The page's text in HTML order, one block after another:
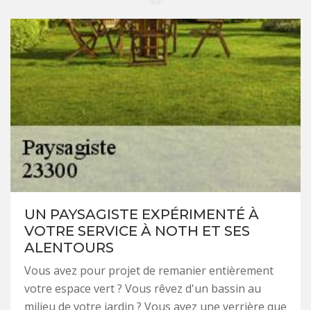
UN PAYSAGISTE EXPÉRIMENTÉ À
VOTRE SERVICE À NOTH ET SES
ALENTOURS
Vous avez pour projet de remanier entièrement
votre espace vert ? Vous rêvez d'un bassin au
milieu de votre jardin ? Vous avez une verrière que